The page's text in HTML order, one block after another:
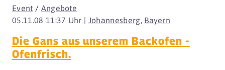
05.11.08 11:37 Uhr | Johannesberg, Bayern
Event / Angebote
Die Gans aus unserem Backofen -
Ofenfrisch.